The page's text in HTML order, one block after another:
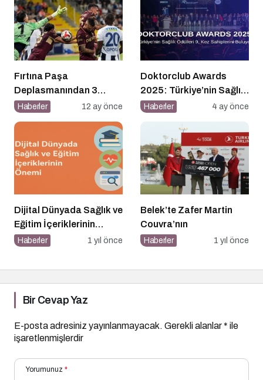
Fırtına Paşa
Deplasmanından 3
Puanla Ayrıldı
Haberler 12 ay önce
Doktorclub Awards
2025: Türkiye’nin Sağlık
Ödülleri 9. Kez
Haberler 4 ay önce
Dijital Dünyada Sağlık ve
Eğitim İçeriklerinin
Önemi
Haberler 1 yıl önce
Belek’te Zafer Martin
Couvra’nın
Haberler 1 yıl önce
Bir Cevap Yaz
E-posta adresiniz yayınlanmayacak. Gerekli alanlar* ile
işaretlenmişlerdir
Yorumunuz *